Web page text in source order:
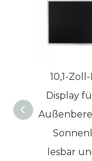
10,1-
Display
lesbar